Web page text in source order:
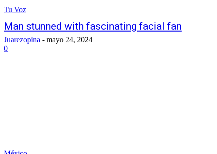
Tu Voz
Man stunned with fascinating facial fan
Juarezopina - mayo 24, 2024
0